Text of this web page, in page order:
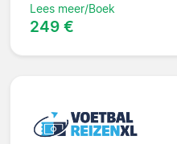
Lees meer/Boek
249 €